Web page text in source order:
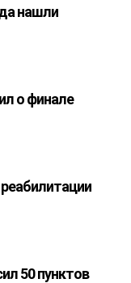
нашли
о финале
50 пунктов